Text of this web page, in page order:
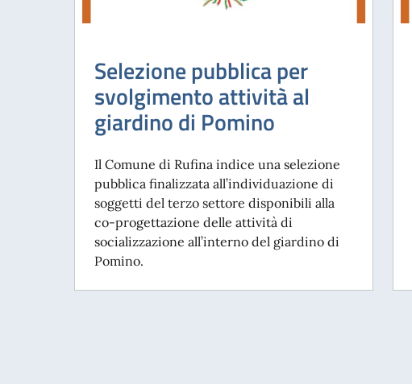
Selezione pubblica per
svolgimento attività al
giardino di Pomino
Il Comune di Rufina indice una selezione
pubblica finalizzata all’individuazione di
soggetti del terzo settore disponibili alla
co-progettazione delle attività di
socializzazione all’interno del giardino di
Pomino.